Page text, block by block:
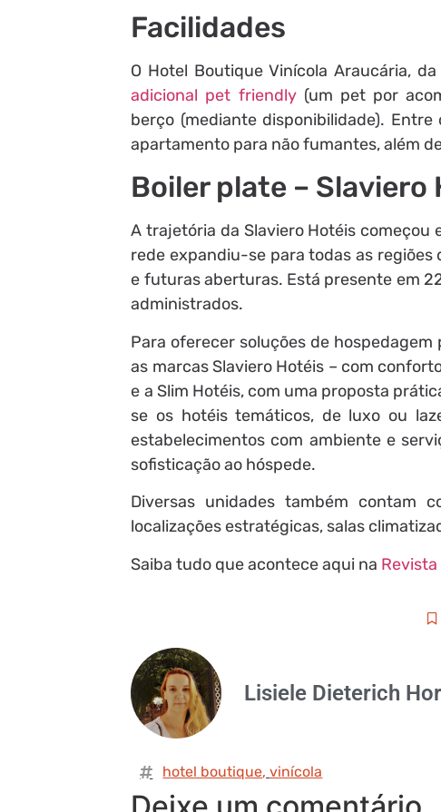
Facilidades
O Hotel Boutique Vinícola Araucária,
adicional pet friendly(um pet por
berço (mediante disponibilidade).
apartamento para não fumantes, além
Boiler plate – Slaviero
A trajetória da Slaviero Hotéis começou
rede expandiu-se para todas as
e futuras aberturas. Está presente em
administrados.
Para oferecer soluções de
as marcas Slaviero Hotéis – com
e a Slim Hotéis, com uma proposta
se os hotéis temáticos, de luxo ou
estabelecimentos com ambiente e
sofisticação ao hóspede.
Diversas unidades também contam
localizações estratégicas, salas
Saiba tudo que acontece aqui na
Lisiele Dieterich
hotel boutique,vinícola